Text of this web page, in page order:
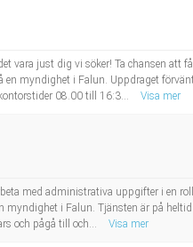
vara just dig vi söker! Ta chansen att
myndighet i Falun. Uppdraget
08.00 till 16:3...
Visa mer
med administrativa uppgifter i en
i Falun. Tjänsten är på
och pågå till och...
Visa mer